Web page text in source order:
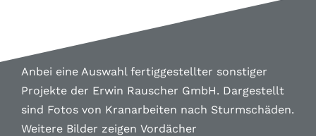
Anbei eine Auswahl fertiggestellter sonstiger
Projekte der Erwin Rauscher GmbH. Dargestellt
sind Fotos von Kranarbeiten nach Sturmschäden.
Weitere Bilder zeigen Vordächer